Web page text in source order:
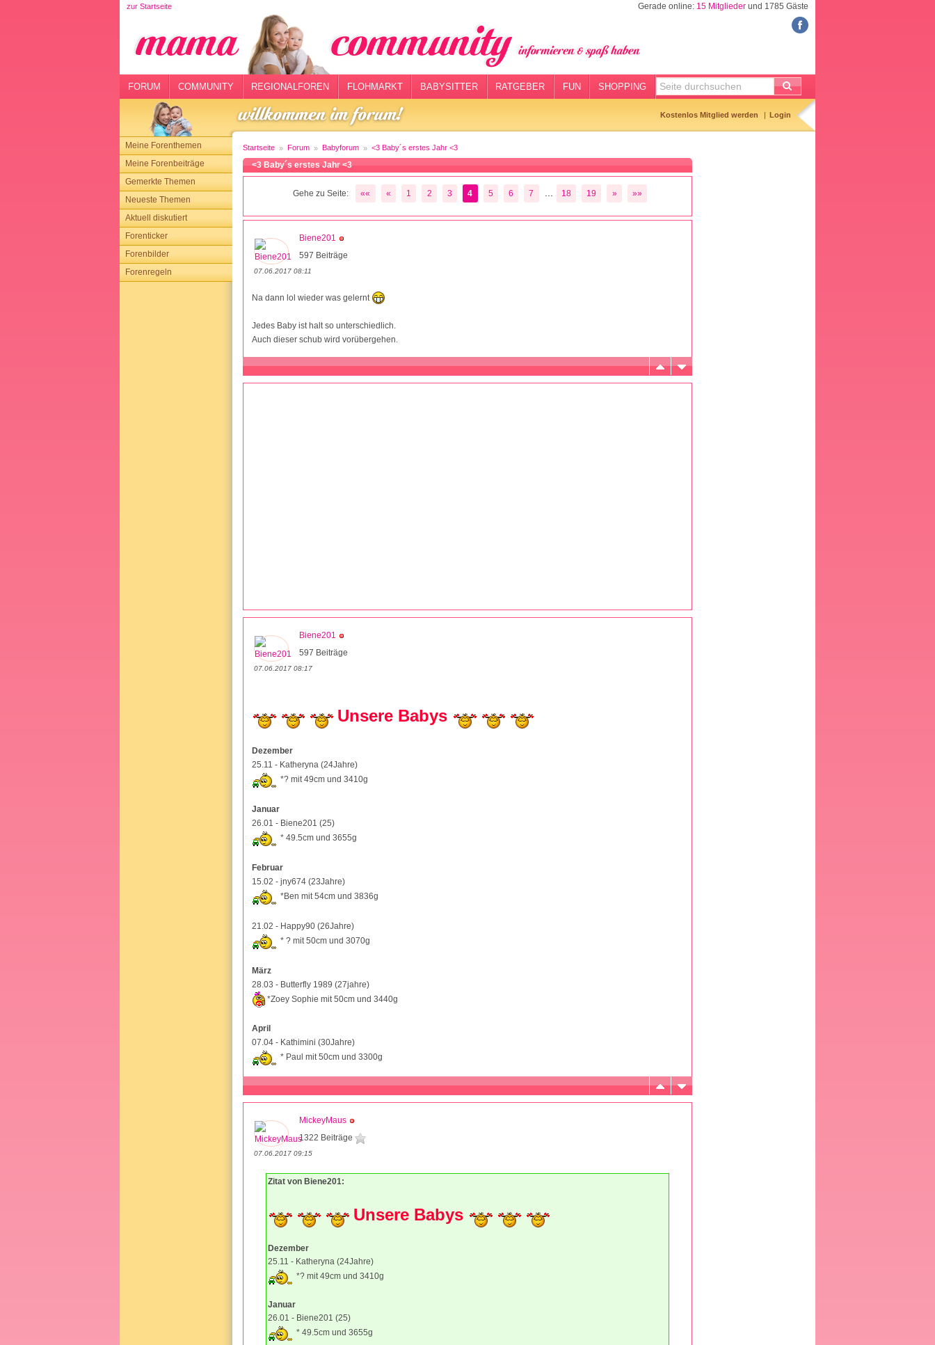
zur Startseite Gerade online: 15 Mitglieder und 1785 Gäste
FORUM COMMUNITY REGIONALFOREN FLOHMARKT BABYSITTER RATGEBER FUN SHOPPING
Kostenlos Mitglied werden Login
Meine Forenthemen
Meine Forenbeiträge
Gemerkte Themen
Neueste Themen
Aktuell diskutiert
Forenticker
Forenbilder
Forenregeln
Startseite Forum Babyforum <3 Baby´s erstes Jahr <3
<3 Baby´s erstes Jahr <3
Gehe zu Seite: «« « 1 2 3 4 5 6 7 18 19 » »»
Biene201
597 Beiträge
07.06.2017 08:11
Na dann lol wieder was gelernt
Jedes Baby ist halt so unterschiedlich.
Auch dieser schub wird vorübergehen.
Biene201
597 Beiträge
07.06.2017 08:17
Unsere Babys
Dezember
25.11 - Katheryna (24Jahre)
*? mit 49cm und 3410g
Januar
26.01 - Biene201 (25)
* 49.5cm und 3655g
Februar
15.02 - jny674 (23Jahre)
*Ben mit 54cm und 3836g
21.02 - Happy90 (26Jahre)
* ? mit 50cm und 3070g
März
28.03 - Butterfly 1989 (27jahre)
*Zoey Sophie mit 50cm und 3440g
April
07.04 - Kathimini (30Jahre)
* Paul mit 50cm und 3300g
MickeyMaus
1322 Beiträge
07.06.2017 09:15
Zitat von Biene201:
Unsere Babys
Dezember
25.11 - Katheryna (24Jahre)
*? mit 49cm und 3410g
Januar
26.01 - Biene201 (25)
* 49.5cm und 3655g